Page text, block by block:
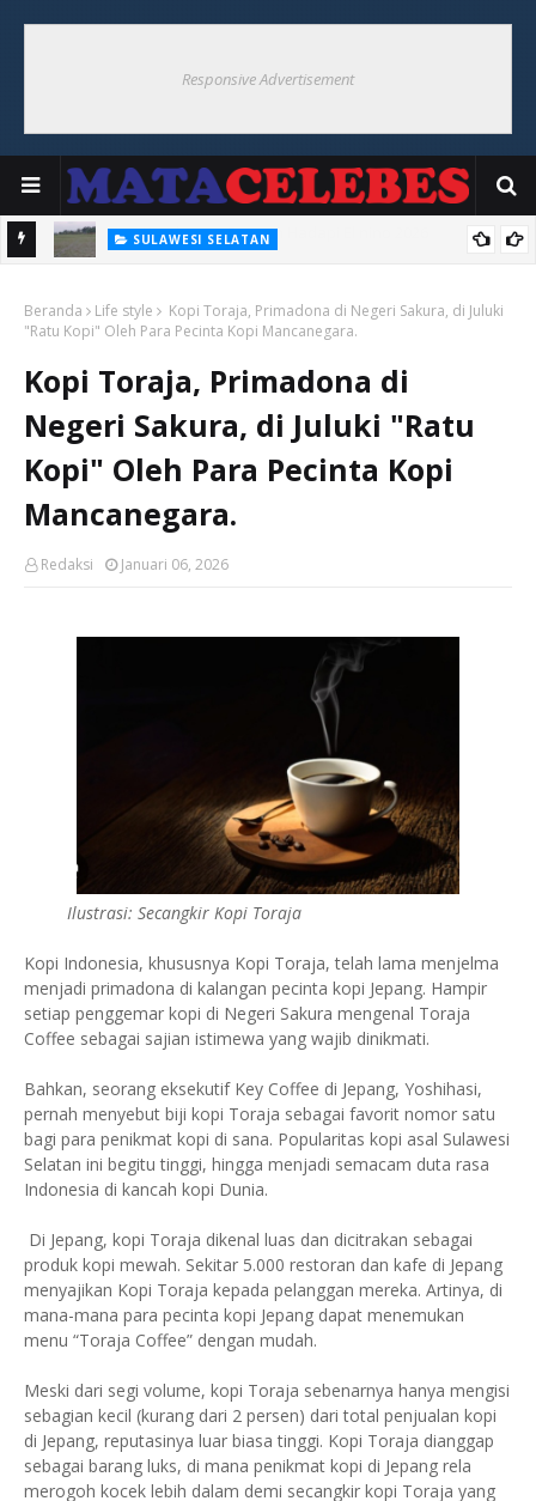
Responsive Advertisement
SULAWESI SELATAN
Beranda Life style
Kopi Toraja, Primadona di Negeri Sakura, di Juluki
"Ratu Kopi" Oleh Para Pecinta Kopi Mancanegara.
Kopi Toraja, Primadona di
Negeri Sakura, di Juluki "Ratu
Kopi" Oleh Para Pecinta Kopi
Mancanegara.
Redaksi Januari 06, 2026
Ilustrasi: Secangkir Kopi Toraja
Kopi Indonesia, khususnya Kopi Toraja, telah lama menjelma
menjadi primadona di kalangan pecinta kopi Jepang. Hampir
setiap penggemar kopi di Negeri Sakura mengenal Toraja
Coffee sebagai sajian istimewa yang wajib dinikmati.
Bahkan, seorang eksekutif Key Coffee di Jepang, Yoshihasi,
pernah menyebut biji kopi Toraja sebagai favorit nomor satu
bagi para penikmat kopi di sana. Popularitas kopi asal Sulawesi
Selatan ini begitu tinggi, hingga menjadi semacam duta rasa
Indonesia di kancah kopi Dunia.
Di Jepang, kopi Toraja dikenal luas dan dicitrakan sebagai
produk kopi mewah. Sekitar 5.000 restoran dan kafe di Jepang
menyajikan Kopi Toraja kepada pelanggan mereka. Artinya, di
mana-mana para pecinta kopi Jepang dapat menemukan
menu “Toraja Coffee” dengan mudah.
Meski dari segi volume, kopi Toraja sebenarnya hanya mengisi
sebagian kecil (kurang dari 2 persen) dari total penjualan kopi
di Jepang, reputasinya luar biasa tinggi. Kopi Toraja dianggap
sebagai barang luks, di mana penikmat kopi di Jepang rela
merogoh kocek lebih dalam demi secangkir kopi Toraja yang